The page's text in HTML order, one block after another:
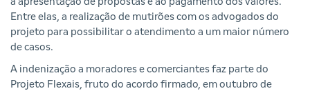
Entre elas, a realização de mutirões com os advogados do
projeto para possibilitar o atendimento a um maior número
de casos.
A indenização a moradores e comerciantes faz parte do
Projeto Flexais, fruto do acordo firmado, em outubro de